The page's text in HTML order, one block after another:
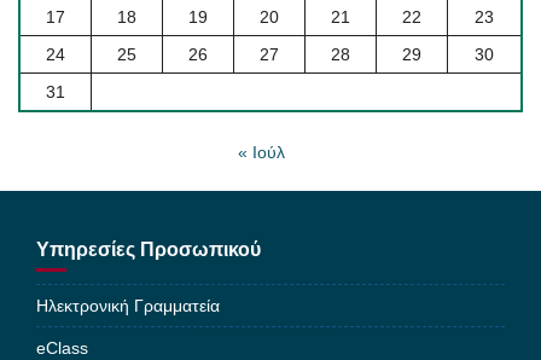
17
18 19 20 21 22
23
24
25 26 27 28 29
30
31
« Ιούλ
Υπηρεσίες Προσωπικού
Ηλεκτρονική Γραμματεία
eClass